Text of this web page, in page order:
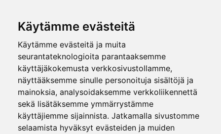
Käytämme evästeitä
Käytämme evästeitä ja muita
seurantateknologioita parantaaksemme
käyttäjäkokemusta verkkosivustollamme,
näyttääksemme sinulle personoituja sisältöjä ja
mainoksia, analysoidaksemme verkkoliikennettä
sekä lisätäksemme ymmärrystämme
käyttäjiemme sijainnista. Jatkamalla sivustomme
selaamista hyväksyt evästeiden ja muiden